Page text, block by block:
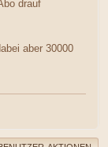
drauf
aber 30000